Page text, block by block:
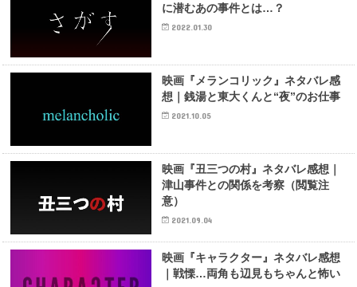
に潜むあの事件とは…？
2022.01.30
映画『メランコリック』ネタバレ感
想｜銭湯と東大くんと“夜”のお仕事
2021.10.05
映画『丑三つの村』ネタバレ感想｜
津山事件との関係を考察（閲覧注
意）
2021.09.04
映画『キャラクター』ネタバレ感想
｜戦慄…両角も辺見もちゃんと怖い